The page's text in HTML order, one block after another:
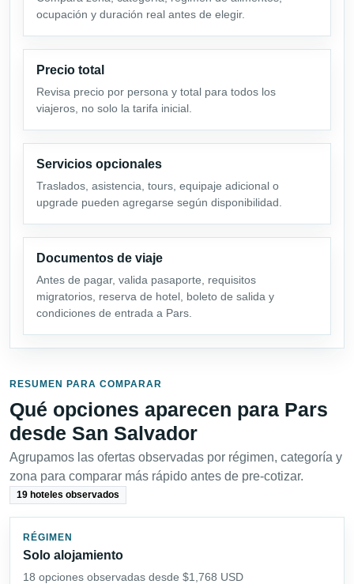
ocupación y duración real antes de elegir.
Precio total
Revisa precio por persona y total para todos los
viajeros, no solo la tarifa inicial.
Servicios opcionales
Traslados, asistencia, tours, equipaje adicional o
upgrade pueden agregarse según disponibilidad.
Documentos de viaje
Antes de pagar, valida pasaporte, requisitos
migratorios, reserva de hotel, boleto de salida y
condiciones de entrada a Pars.
RESUMEN PARA COMPARAR
Qué opciones aparecen para Pars
desde San Salvador
Agrupamos las ofertas observadas por régimen, categoría y
zona para comparar más rápido antes de pre-cotizar.
19 hoteles observados
RÉGIMEN
Solo alojamiento
18 opciones observadas desde $1,768 USD